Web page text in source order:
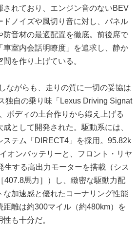
されており、エンジン音のないBEV
ドノイズや風切り音に対し、パネル
防音材の最適配置を徹底。前後席で
車室内会話明瞭度」を追求し、静か
を作り上げている。
ながらも、走りの質に一切の妥協は
独自の乗り味「Lexus Driving Signat
ボディの土台作りから鍛え上げる
成として開発された。駆動系には、
ステム「DIRECT4」を採用。95.82k
オンバッテリーと、フロント・リヤ
生する高出力モーターを搭載（シス
407.8馬力］）し、緻密な駆動力配
な加速感と優れたコーナリング性能
距離は約300マイル（約480km）を
も十分だ。